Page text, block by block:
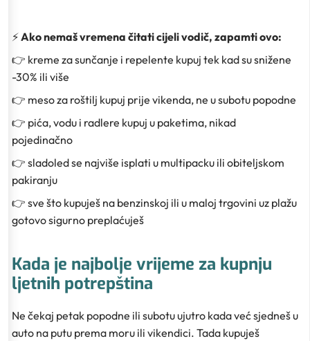
⚡Ako nemaš vremena čitati cijeli vodič, zapamti ovo:
👉 kreme za sunčanje i repelente kupuj tek kad su snižene
-30% ili više
👉 meso za roštilj kupuj prije vikenda, ne u subotu popodne
👉 pića, vodu i radlere kupuj u paketima, nikad
pojedinačno
👉 sladoled se najviše isplati u multipacku ili obiteljskom
pakiranju
👉 sve što kupuješ na benzinskoj ili u maloj trgovini uz plažu
gotovo sigurno preplaćuješ
Kada je najbolje vrijeme za kupnju
ljetnih potrepština
Ne čekaj petak popodne ili subotu ujutro kada već sjedneš u
auto na putu prema moru ili vikendici. Tada kupuješ